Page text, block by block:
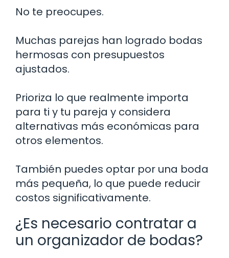
No te preocupes.
Muchas parejas han logrado bodas
hermosas con presupuestos
ajustados.
Prioriza lo que realmente importa
para ti y tu pareja y considera
alternativas más económicas para
otros elementos.
También puedes optar por una boda
más pequeña, lo que puede reducir
costos significativamente.
¿Es necesario contratar a
un organizador de bodas?